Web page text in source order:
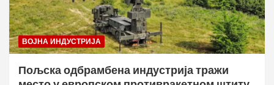
ВОЈНА ИНДУСТРИЈА
Пољска одбрамбена индустрија тражи